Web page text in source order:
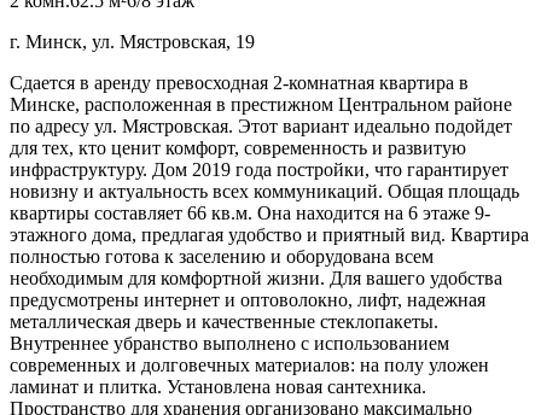
г. Минск, ул. Мястровская, 19
Сдается в аренду превосходная 2-комнатная квартира в
Минске, расположенная в престижном Центральном районе
по адресу ул. Мястровская. Этот вариант идеально подойдет
для тех, кто ценит комфорт, современность и развитую
инфраструктуру. Дом 2019 года постройки, что гарантирует
новизну и актуальность всех коммуникаций. Общая площадь
квартиры составляет 66 кв.м. Она находится на 6 этаже 9-
этажного дома, предлагая удобство и приятный вид. Квартира
полностью готова к заселению и оборудована всем
необходимым для комфортной жизни. Для вашего удобства
предусмотрены интернет и оптоволокно, лифт, надежная
металлическая дверь и качественные стеклопакеты.
Внутреннее убранство выполнено с использованием
современных и долговечных материалов: на полу уложен
ламинат и плитка. Установлена новая сантехника.
Пространство для хранения организовано максимально